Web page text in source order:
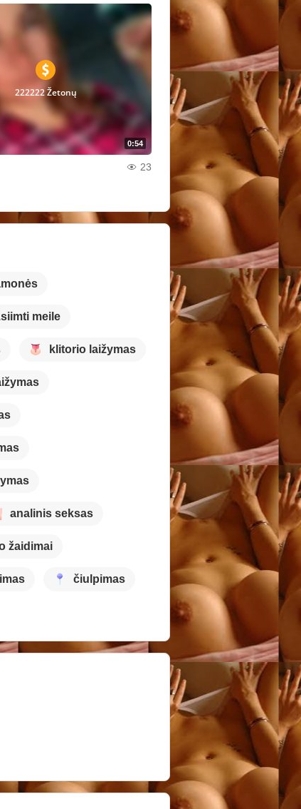
0:54
222222 Žetonų
23
meile
klitorio laižymas
analinis seksas
žaidimai
čiulpimas